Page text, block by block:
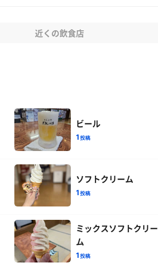
近くの飲食店
ビール
1投稿
ソフトクリーム
1投稿
ミックスソフトクリー
ム
1投稿